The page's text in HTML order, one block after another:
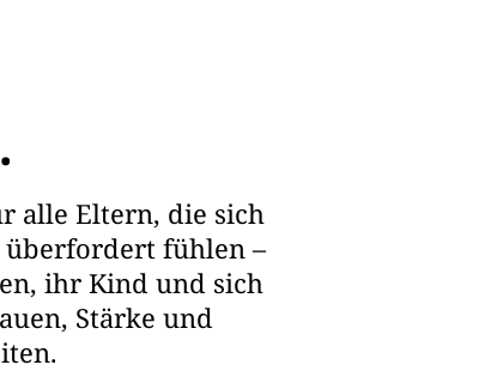
alle Eltern, die sich
fühlen –
ihr Kind und sich
Stärke und